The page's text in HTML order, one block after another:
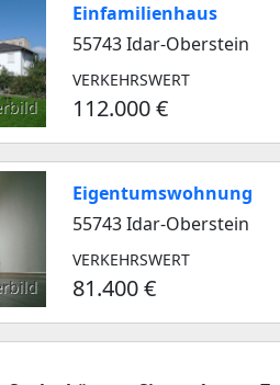
Einfamilienhaus
55743 Idar-Oberstein
VERKEHRSWERT
112.000 €
Eigentumswohnung
55743 Idar-Oberstein
VERKEHRSWERT
81.400 €